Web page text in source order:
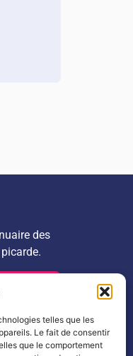
telles que les
Le fait de consentir
que le comportement
des